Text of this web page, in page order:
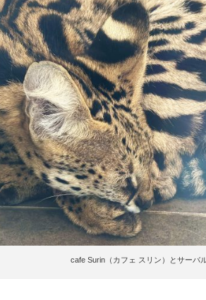
cafe Surin（カフェ スリン）とサーバ